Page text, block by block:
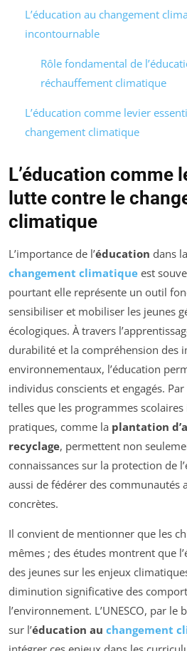
L’éducation au changement
incontournable
Rôle fondamental de
réchauffement climatique
L’éducation comme levier
changement climatique
L’éducation comme
lutte contre le
climatique
L’importance de l’éducation dans
changement climatique est
pourtant elle représente un outil
sensibiliser et mobiliser les jeunes
écologiques. À travers
durabilité et la compréhension des
environnementaux, l’éducation
individus conscients et engagés.
telles que les programmes
pratiques, comme la plantation
recyclage, permettent non
connaissances sur la protection de
aussi de fédérer des communautés
concrètes.
Il convient de mentionner que les
mêmes ; des études montrent que
des jeunes sur les enjeux
diminution significative des
l’environnement. L’UNESCO, par
sur l’éducation au changement